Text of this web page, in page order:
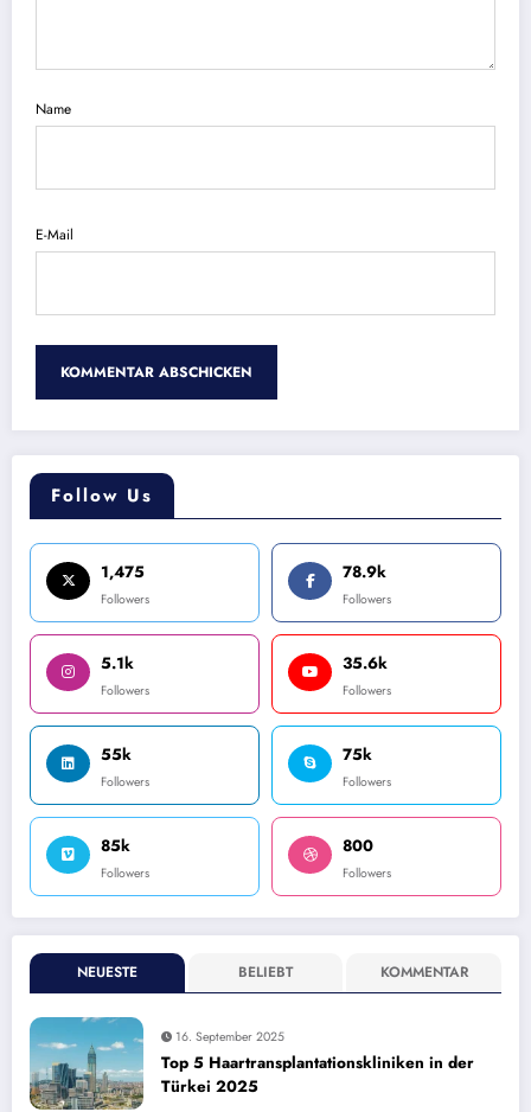
Name
E-Mail
Follow Us
1,475
Followers
78.9k
Followers
5.1k
Followers
35.6k
Followers
55k
Followers
75k
Followers
85k
Followers
800
Followers
NEUESTE BELIEBT KOMMENTAR
16. September 2025
Top 5 Haartransplantationskliniken in der
Türkei 2025